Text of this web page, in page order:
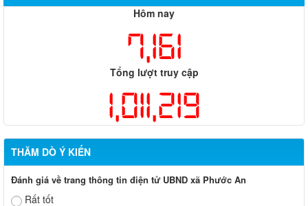
Hôm nay
7,161
Tổng lượt truy cập
1,011,219
THĂM DÒ Ý KIẾN
Đánh giá về trang thông tin điện tử UBND xã Phước An
Rất tốt
Lịch làm việc tuần của Thường trực HĐND và UBND xã Phước
An (từ ngày 03/8/2026 đến ngày 07/8/2026)